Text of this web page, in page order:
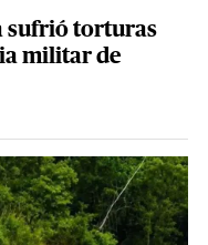
sufrió torturas
militar de